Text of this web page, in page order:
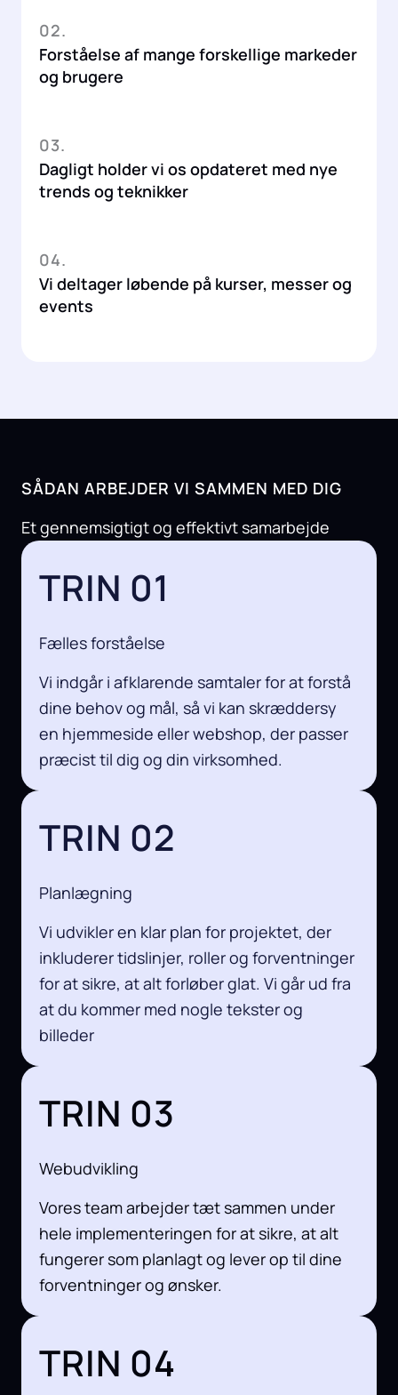
02.
Forståelse af mange forskellige markeder
og brugere
03.
Dagligt holder vi os opdateret med nye
trends og teknikker
04.
Vi deltager løbende på kurser, messer og
events
SÅDAN ARBEJDER VI SAMMEN MED DIG
Et gennemsigtigt og effektivt samarbejde
TRIN 01
Fælles forståelse
Vi indgår i afklarende samtaler for at forstå
dine behov og mål, så vi kan skræddersy
en hjemmeside eller webshop, der passer
præcist til dig og din virksomhed.
TRIN 02
Planlægning
Vi udvikler en klar plan for projektet, der
inkluderer tidslinjer, roller og forventninger
for at sikre, at alt forløber glat. Vi går ud fra
at du kommer med nogle tekster og
billeder
TRIN 03
Webudvikling
Vores team arbejder tæt sammen under
hele implementeringen for at sikre, at alt
fungerer som planlagt og lever op til dine
forventninger og ønsker.
TRIN 04